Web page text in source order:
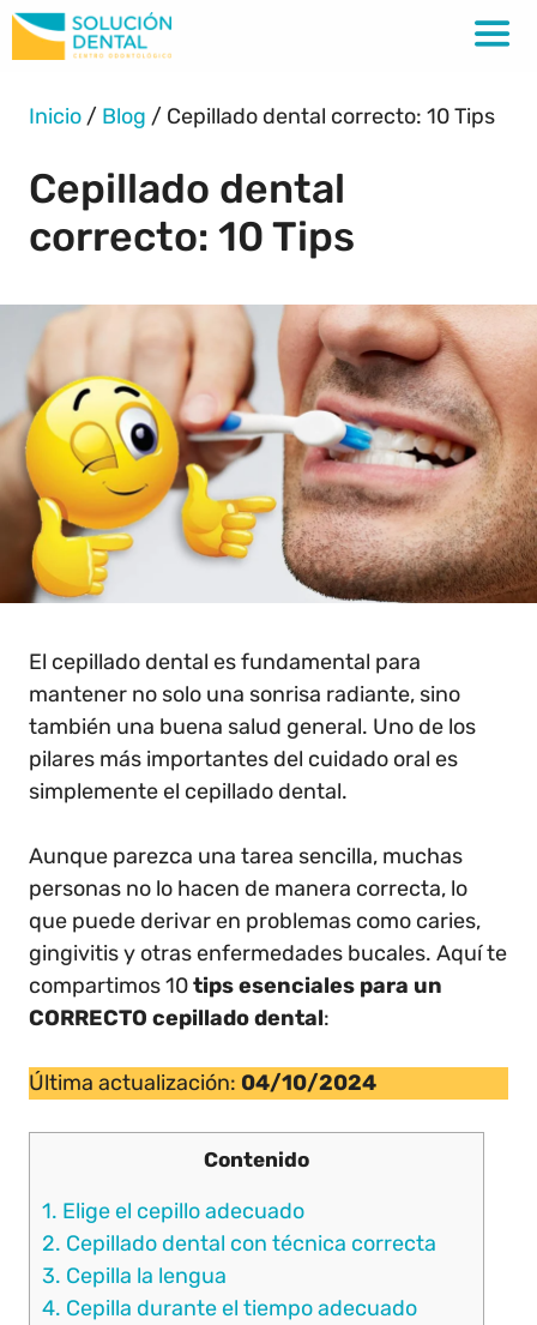
Inicio / Blog / Cepillado dental correcto: 10 Tips
Cepillado dental
correcto: 10 Tips
El cepillado dental es fundamental para
mantener no solo una sonrisa radiante, sino
también una buena salud general. Uno de los
pilares más importantes del cuidado oral es
simplemente el cepillado dental.
Aunque parezca una tarea sencilla, muchas
personas no lo hacen de manera correcta, lo
que puede derivar en problemas como caries,
gingivitis y otras enfermedades bucales. Aquí te
compartimos 10tips esenciales para un
CORRECTO cepillado dental:
Última actualización: 04/10/2024
Contenido
1. Elige el cepillo adecuado
2. Cepillado dental con técnica correcta
3. Cepilla la lengua
4. Cepilla durante el tiempo adecuado